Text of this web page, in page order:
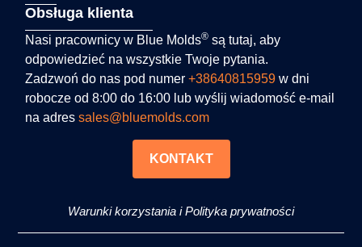
Obsługa klienta
Nasi pracownicy w Blue Molds® są tutaj, aby
odpowiedzieć na wszystkie Twoje pytania.
Zadzwoń do nas pod numer+38640815959 w dni
robocze od 8:00 do 16:00 lub wyślij wiadomość e-mail
na adressales@bluemolds.com
KONTAKT
Warunki korzystania i Polityka prywatności